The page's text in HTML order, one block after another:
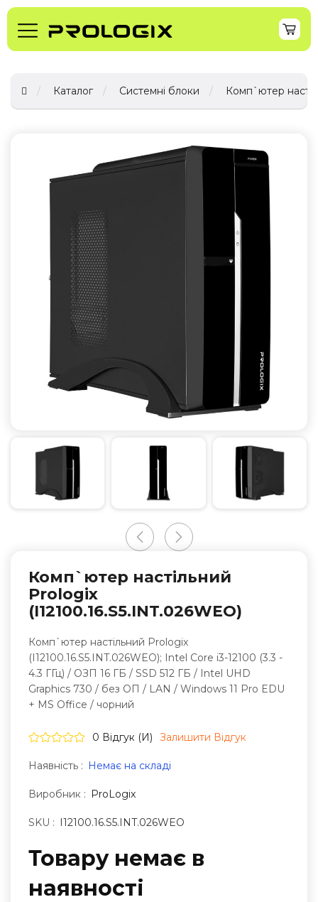
Каталог Системні блоки Комп`ютер
Комп`ютер настільний
Prologix
(I12100.16.S5.INT.026WEO)
Комп`ютер настільний Prologix
(I12100.16.S5.INT.026WEO); Intel Core i3-12100 (3.3 -
4.3 ГГц) / ОЗП 16 ГБ / SSD 512 ГБ / Intel UHD
Graphics 730 / без ОП / LAN / Windows 11 Pro EDU
+ MS Office / чорний
0 Відгук (и) Залишити Вiдгук
Наявність : Немає на складі
Виробник : ProLogix
SKU : I12100.16.S5.INT.026WEO
Товару немає в
наявностi